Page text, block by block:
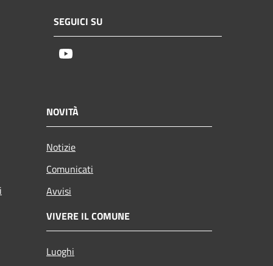
SEGUICI SU
NOVITÀ
Notizie
Comunicati
Avvisi
VIVERE IL COMUNE
Luoghi